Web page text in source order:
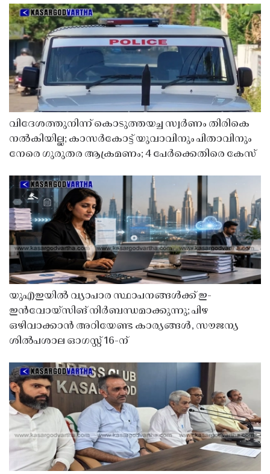
വിദേശത്തുനിന്ന് കൊടുത്തയച്ച സ്വർണം തിരികെ
നൽകിയില്ല; കാസർകോട്ട് യുവാവിനും പിതാവിനും
നേരെ ഗുരുതര ആക്രമണം; 4 പേർക്കെതിരെ കേസ്
യുഎഇയിൽ വ്യാപാര സ്ഥാപനങ്ങൾക്ക് ഇ-
ഇൻവോയ്സിങ് നിർബന്ധമാക്കുന്നു; പിഴ
ഒഴിവാക്കാൻ അറിയേണ്ട കാര്യങ്ങൾ, സൗജന്യ
ശിൽപശാല ഓഗസ്റ്റ് 16-ന്